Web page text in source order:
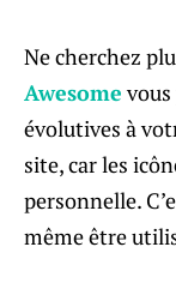
Ne cherchez
Awesomevous
évolutives à
site, car les
personnelle.
même être